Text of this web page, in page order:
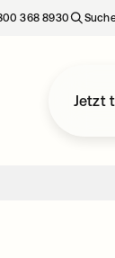
368 8930
Jetzt